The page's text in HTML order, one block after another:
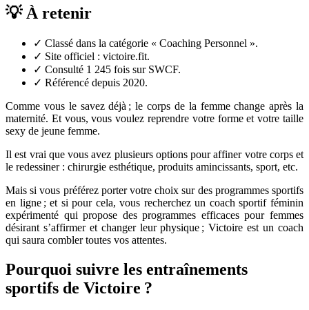
💡 À retenir
✓ Classé dans la catégorie « Coaching Personnel ».
✓ Site officiel : victoire.fit.
✓ Consulté 1 245 fois sur SWCF.
✓ Référencé depuis 2020.
Comme vous le savez déjà ; le corps de la femme change après la
maternité. Et vous, vous voulez reprendre votre forme et votre taille
sexy de jeune femme.
Il est vrai que vous avez plusieurs options pour affiner votre corps et
le redessiner : chirurgie esthétique, produits amincissants, sport, etc.
Mais si vous préférez porter votre choix sur des programmes sportifs
en ligne ; et si pour cela, vous recherchez un coach sportif féminin
expérimenté qui propose des programmes efficaces pour femmes
désirant s’affirmer et changer leur physique ; Victoire est un coach
qui saura combler toutes vos attentes.
Pourquoi suivre les entraînements
sportifs de Victoire ?